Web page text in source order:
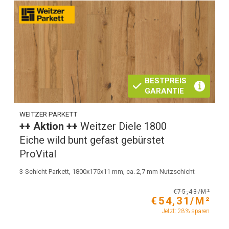
BESTPREIS
GARANTIE
WEITZER PARKETT
++ Aktion ++Weitzer Diele 1800
Eiche wild bunt gefast gebürstet
ProVital
3-Schicht Parkett, 1800x175x11 mm, ca. 2,7 mm Nutzschicht
€75,43/M²
€54,31/M²
Jetzt: 28% sparen